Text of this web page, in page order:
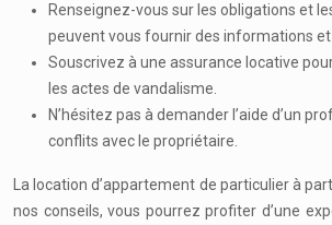
Renseignez-vous sur les obligations et
peuvent vous fournir des informations et
Souscrivez à une assurance locative
les actes de vandalisme.
N’hésitez pas à demander l’aide d’un
conflits avec le propriétaire.
La location d’appartement de particulier à
nos conseils, vous pourrez profiter d’une